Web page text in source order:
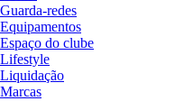
Guarda-redes
Equipamentos
Espaço do clube
Lifestyle
Liquidação
Marcas